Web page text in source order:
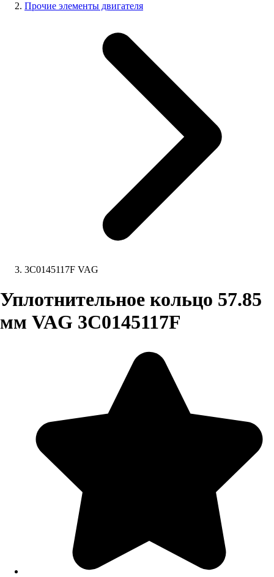
Прочие элементы двигателя
3C0145117F VAG
Уплотнительное кольцо 57.85
мм VAG 3C0145117F